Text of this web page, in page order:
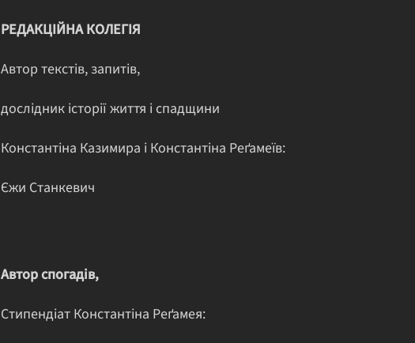
РЕДАКЦІЙНА КОЛЕГІЯ
Автор текстів, запитів,
дослідник історії життя і спадщини
Константіна Казимира і Константіна Реґамеїв:
Єжи Станкевич
Автор спогадів,
Стипендіат Константіна Реґамея: